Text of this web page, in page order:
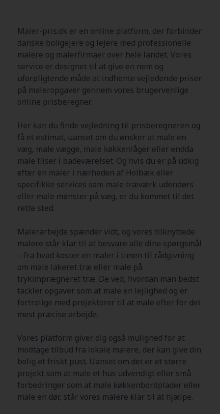
Maler-pris.dk er en online platform, der forbinder
danske boligejere og lejere med professionelle
malere og malerfirmaer over hele landet. Vores
service er designet til at give en nem og
uforpligtende måde at indhente vejledende priser
på maleropgaver gennem vores brugervenlige
online prisberegner.
Her kan du finde vejledning til prisberegneren og
få et estimat, uanset om du ønsker at male en
væg, male vægge, male køkkenlåger eller endda
male fliser i badeværelset. Og hvis du er på udkig
efter en maler i nærheden af Holbæk eller
specifikke services som male træværk udendørs
eller male mønster på væg, er du kommet til det
rette sted.
Malerarbejde spænder vidt, og vores tilknyttede
malere står klar til at besvare alle dine spørgsmål
– fra hvad koster en maler i timen til rådgivning
om male lakeret træ eller male på
trykimprægneret træ. De ved, hvordan man bedst
tackler opgaver som at male en lejlighed og er
fortrolige med projektorer til at male efter for det
mest præcise arbejde.
Vores platform giver dig også mulighed for at
modtage tilbud fra lokale malere, der kan give din
bolig et friskt pust. Uanset om det er et større
projekt som at male et hus udvendigt eller små
forbedringer som at male køkkenbordplader eller
male en dør, står vores malere klar til at hjælpe.